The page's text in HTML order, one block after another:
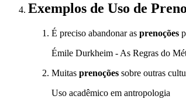
Exemplos de Uso de
É preciso abandonar as prenoções
Émile Durkheim - As Regras do
Muitas prenoções sobre outras
Uso acadêmico em antropologia